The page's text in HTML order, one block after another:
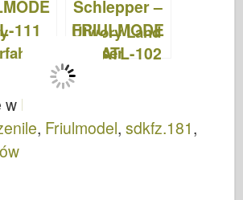
L ATL-112
–
Utwory Land
Wasser
Schlepper –
w Friulmodel
, Friulmodel, sdkfz.181,